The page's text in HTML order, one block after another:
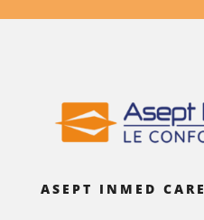
ASEPT INMED CARE